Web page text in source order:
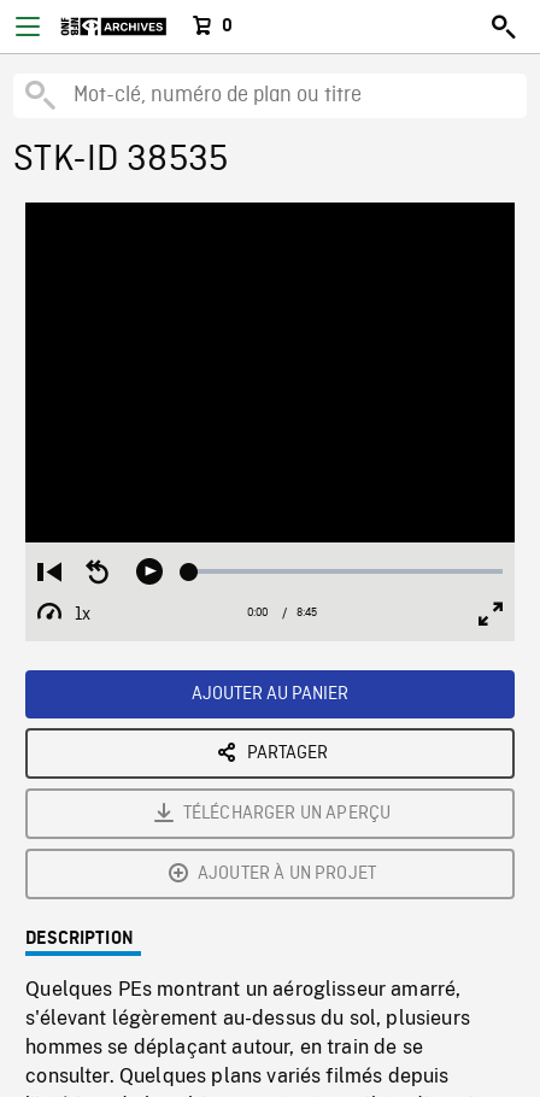
0
STK-ID 38535
Restart
from
beginning
Seek
Play Loaded:
1x
Playback
Current
0:00 / Duration
8:45
AJOUTER AU PANIER
PARTAGER
TÉLÉCHARGER UN APERÇU
AJOUTER À UN PROJET
DESCRIPTION
Quelques PEs montrant un aéroglisseur amarré,
s'élevant légèrement au-dessus du sol, plusieurs
hommes se déplaçant autour, en train de se
consulter. Quelques plans variés filmés depuis